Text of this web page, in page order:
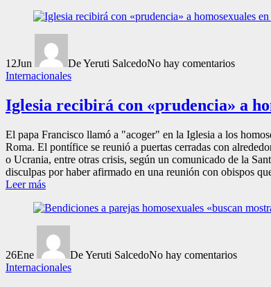
12Jun De Yeruti SalcedoNo hay comentarios
Internacionales
Iglesia recibirá con «prudencia» a
El papa Francisco llamó a "acoger" en la Iglesia a los
Roma. El pontífice se reunió a puertas cerradas con
o Ucrania, entre otras crisis, según un comunicado de la
disculpas por haber afirmado en una reunión con obispos
Leer más
26Ene De Yeruti SalcedoNo hay comentarios
Internacionales